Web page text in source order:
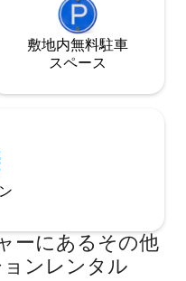
敷地内無料駐⁠車
ス⁠ペ⁠ー⁠ス
ーにあるその他
ンレンタル